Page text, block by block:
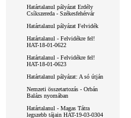
Határtalanul pályázat Erdély
Csíkszereda - Székesfehérvár
Határtalanul pályázat Felvidék
Határtalanul - Felvidékre fel!
HAT-18-01-0622
Határtalanul - Felvidékre fel!
HAT-18-01-0623
Határtalanul pályázat: A só útján
Nemzeti összetartozás - Orbán
Balázs nyomában
Határtalanul - Magas Tátra
legszebb tájain HAT-19-03-0304